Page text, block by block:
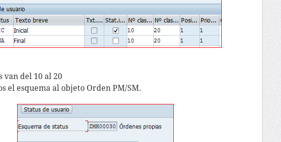
van del 10 al 20
el esquema al objeto Orden PM/SM.